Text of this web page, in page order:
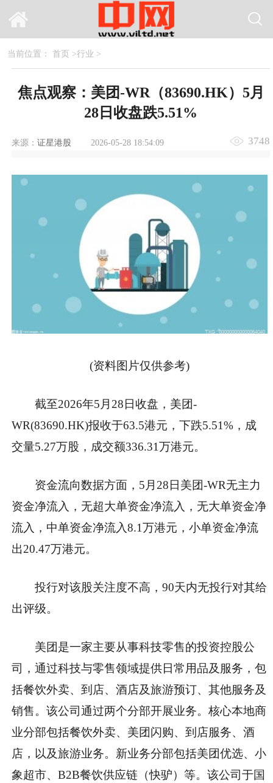
当前位置： 首页 >行业 >
焦点观察：美团-WR（83690.HK）5月
28日收盘跌5.51%
来源： 证星港股 2026-05-28 18:54:09 3748
(资料图片仅供参考)
截至2026年5月28日收盘，美团-
WR(83690.HK)报收于63.5港元，下跌5.51%，成
交量5.27万股，成交额336.31万港元。
资金流向数据方面，5月28日美团-WR无主力
资金净流入，无超大单资金净流入，无大单资金净
流入，中单资金净流入8.1万港元，小单资金净流
出20.47万港元。
投行对该股关注度不高，90天内无投行对其给
出评级。
美团是一家主要从事科技零售的投资控股公
司，通过科技与零售领域提供日常用品及服务，包
括餐饮外卖、到店、酒店及旅游预订、其他服务及
销售。该公司通过两个分部开展业务。核心本地商
业分部包括餐饮外卖、美团闪购、到店服务、酒
店，以及旅游业务。新业务分部包括美团优选、小
象超市、B2B餐饮供应链（快驴）等。该公司于国